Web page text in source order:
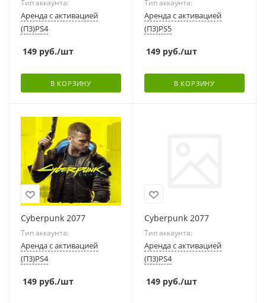
Тип аккаунта:
Аренда с активацией
(П3)PS4
149 руб./шт
В КОРЗИНУ
Тип аккаунта:
Аренда с активацией
(П3)PS5
149 руб./шт
В КОРЗИНУ
Cyberpunk 2077
Тип аккаунта:
Аренда с активацией
(П3)PS4
149 руб./шт
Cyberpunk 2077
Тип аккаунта:
Аренда с активацией
(П3)PS4
149 руб./шт